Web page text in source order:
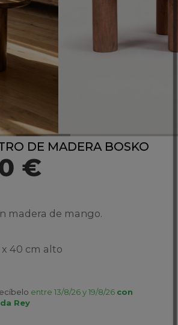
DE MADERA BOSKO
€
madera de mango.
x 40 cm alto
entre 13/8/26 y 19/8/26 con
Rey